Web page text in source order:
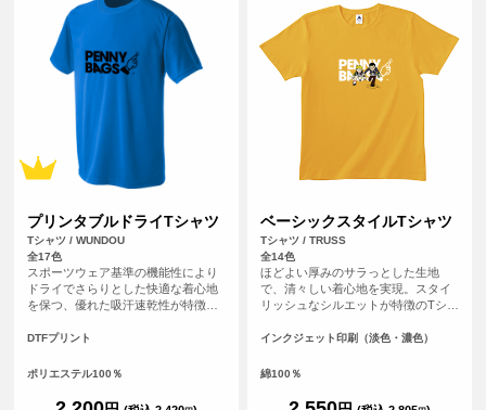
プリンタブルドライTシャツ
Tシャツ / WUNDOU
全17色
スポーツウェア基準の機能性により
ドライでさらりとした快適な着心地
を保つ、優れた吸汗速乾性が特徴の
ような滑らかな生地感で肌触りも魅
ほどの心地よさは、アクティブシー
段使いにもぴったりです。
DTFプリント
ポリエステル100％
ベーシックスタイルTシャツ
Tシャツ / TRUSS
全14色
ほどよい厚みのサラっとした生地
で、清々しい着心地を実現。スタイ
リッシュなシルエットが特徴のTシャ
インクジェット印刷（淡色・濃色）
綿100％